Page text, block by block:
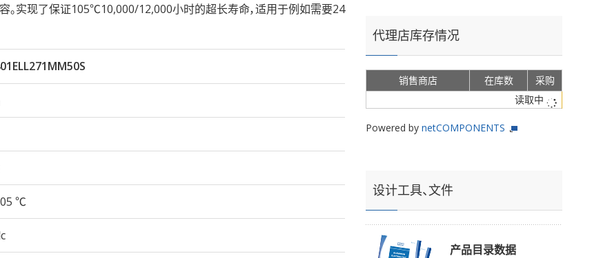
实现了保证105℃10,000/12,000小时的超长寿命，适用于例如需要24
℃
代理店库存情况
销售商店 在库数
采购
读取中
Powered by netCOMPONENTS
设计工具、文件
产品目录数据